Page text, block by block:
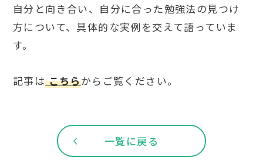
自分と向き合い、自分に合った勉強法の見つけ
方について、具体的な実例を交えて語っていま
す。
記事はこちらからご覧ください。
一覧に戻る